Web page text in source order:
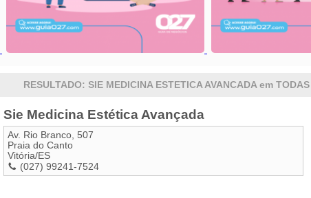
RESULTADO: SIE MEDICINA ESTETICA AVANCADA em
Sie Medicina Estética Avançada
Av. Rio Branco, 507
Praia do Canto
Vitória/ES
(027) 99241-7524